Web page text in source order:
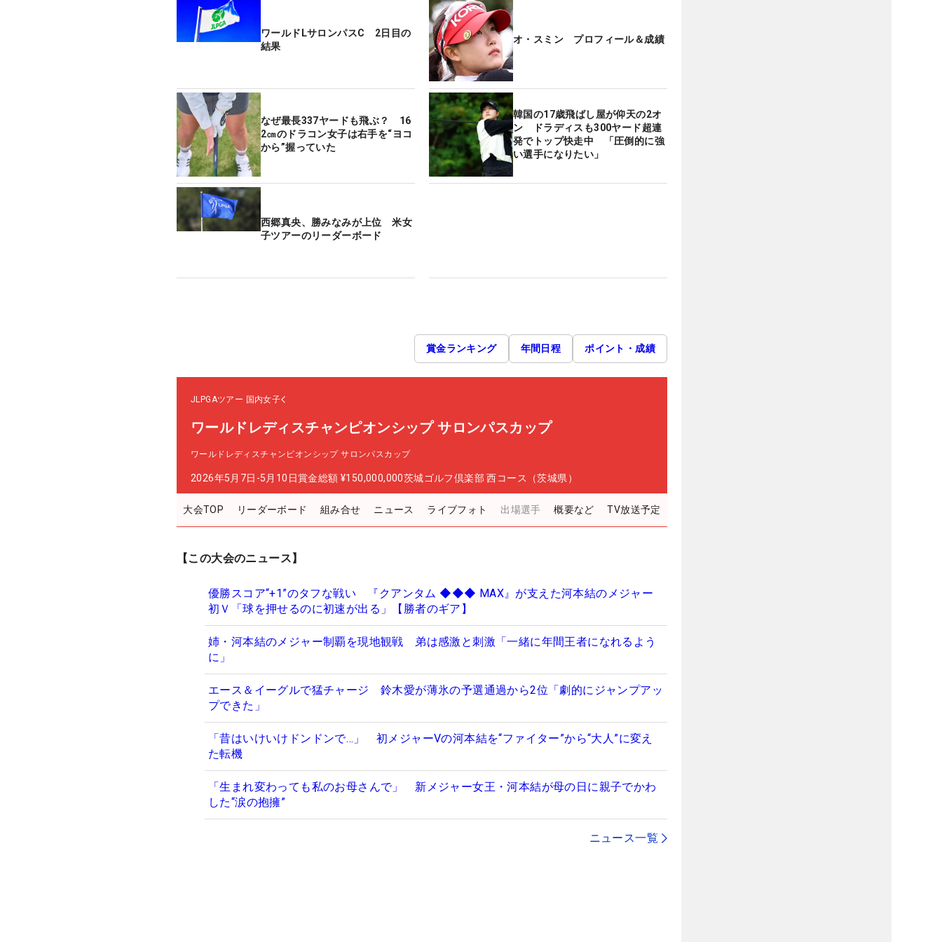
ワールドLサロンパスC 2日目の
結果
オ・スミン プロフィール＆成績
なぜ最長337ヤードも飛ぶ？ 16
2㎝のドラコン女子は右手を“ヨコ
から”握っていた
韓国の17歳飛ばし屋が仰天の2オ
ン ドラディスも300ヤード超連
発でトップ快走中 「圧倒的に強
い選手になりたい」
西郷真央、勝みなみが上位 米女
子ツアーのリーダーボード
賞金ランキング 年間日程 ポイント・成績
JLPGAツアー 国内女子
ワールドレディスチャンピオンシップ サロンパスカップ
ワールドレディスチャンピオンシップ サロンパスカップ
2026年5月7日-5月10日賞金総額 ¥150,000,000茨城ゴルフ倶楽部 西コース（茨城県）
大会TOP リーダーボード 組み合せ ニュース ライブフォト 出場選手 概要など TV放送予定
【この大会のニュース】
優勝スコア“+1”のタフな戦い 『クアンタム ◆◆◆ MAX』が支えた河本結のメジャー
初Ｖ「球を押せるのに初速が出る」【勝者のギア】
姉・河本結のメジャー制覇を現地観戦 弟は感激と刺激「一緒に年間王者になれるよう
に」
エース＆イーグルで猛チャージ 鈴木愛が薄氷の予選通過から2位「劇的にジャンプアッ
プできた」
「昔はいけいけドンドンで…」 初メジャーVの河本結を“ファイター”から“大人”に変え
た転機
「生まれ変わっても私のお母さんで」 新メジャー女王・河本結が母の日に親子でかわ
した“涙の抱擁”
ニュース一覧